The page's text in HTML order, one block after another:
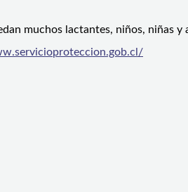
muchos lactantes, niños, niñas y